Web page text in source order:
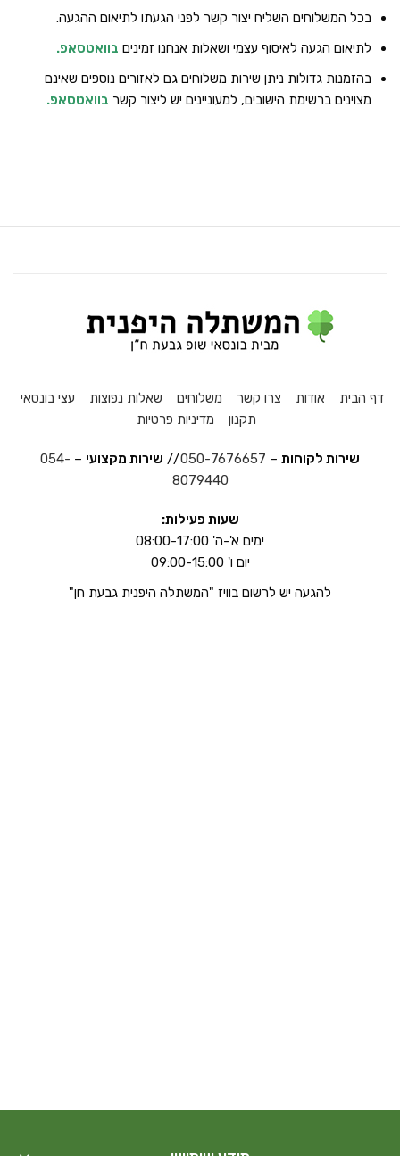
בכל המשלוחים השליח יצור קשר לפני הגעתו לתיאום ההגעה.
לתיאום הגעה לאיסוף עצמי ושאלות אנחנו זמינים בוואטסאפ.
בהזמנות גדולות ניתן שירות משלוחים גם לאזורים נוספים שאינם
מצוינים ברשימת הישובים, למעוניינים יש ליצור קשר בוואטסאפ.
דף הבית אודות צרו קשר משלוחים שאלות נפוצות
עצי בונסאי
תקנון
מדיניות פרטיות
שירות לקוחות –
050-7676657
// שירות מקצועי –
054-
8079440
שעות פעילות:
ימים א'-ה' 08:00-17:00
יום ו' 09:00-15:00
להגעה יש לרשום בוויז "המשתלה היפנית גבעת חן"